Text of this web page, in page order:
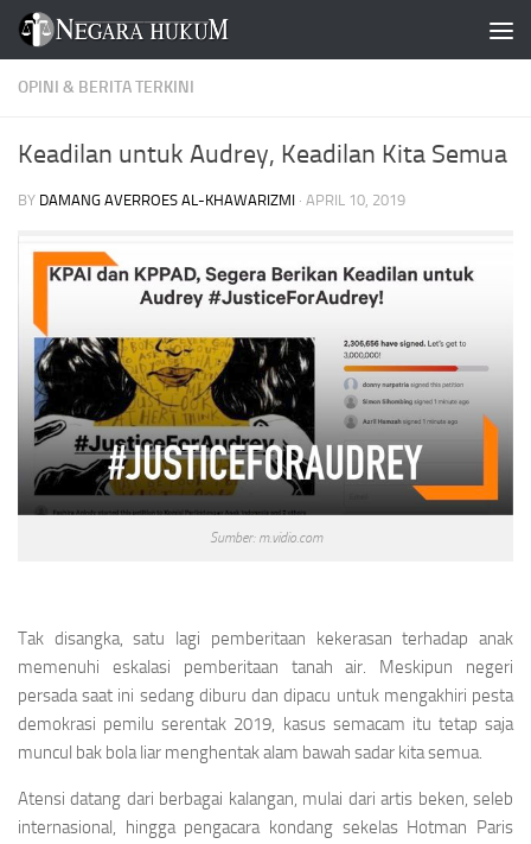
Skip to content
OPINI & BERITA TERKINI
Keadilan untuk Audrey, Keadilan Kita Semua
BY DAMANG AVERROES AL-KHAWARIZMI · APRIL 10, 2019
Sumber: m.vidio.com
Tak disangka, satu lagi pemberitaan kekerasan terhadap anak
memenuhi eskalasi pemberitaan tanah air. Meskipun negeri
persada saat ini sedang diburu dan dipacu untuk mengakhiri pesta
demokrasi pemilu serentak 2019, kasus semacam itu tetap saja
muncul bak bola liar menghentak alam bawah sadar kita semua.
Atensi datang dari berbagai kalangan, mulai dari artis beken, seleb
internasional, hingga pengacara kondang sekelas Hotman Paris